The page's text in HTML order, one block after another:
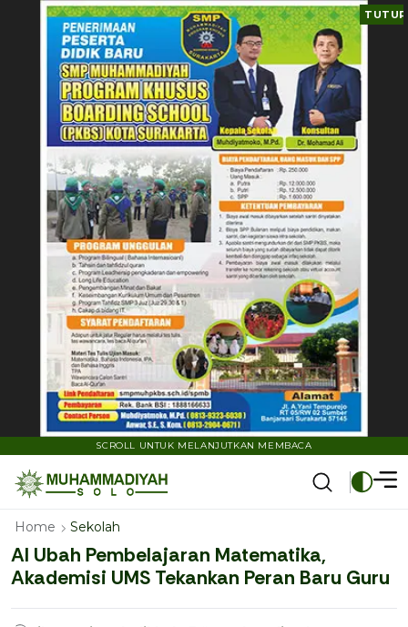
TUTUP
SCROLL UNTUK MELANJUTKAN MEMBACA
Home Sekolah
AI Ubah Pembelajaran Matematika,
Akademisi UMS Tekankan Peran Baru Guru